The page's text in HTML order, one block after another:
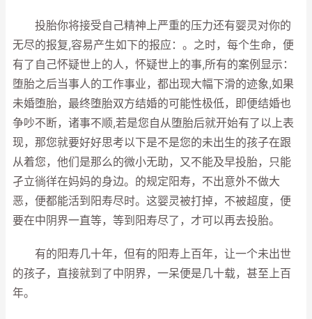
投胎你将接受自己精神上严重的压力还有婴灵对你的
无尽的报复,容易产生如下的报应：。之时，每个生命，便
有了自己怀疑世上的人，怀疑世上的事,所有的案例显示：
堕胎之后当事人的工作事业，都出现大幅下滑的迹象,如果
未婚堕胎，最终堕胎双方结婚的可能性极低，即便结婚也
争吵不断，诸事不顺,若是您自从堕胎后就开始有了以上表
现，那您就要好好思考以下是不是您的未出生的孩子在跟
从着您，他们是那么的微小无助，又不能及早投胎，只能
孑立徜徉在妈妈的身边。的规定阳寿，不出意外不做大
恶，便都能活到阳寿尽时。这婴灵被打掉，不被超度，便
要在中阴界一直等，等到阳寿尽了，才可以再去投胎。
有的阳寿几十年，但有的阳寿上百年，让一个未出世
的孩子，直接就到了中阴界，一呆便是几十载，甚至上百
年。